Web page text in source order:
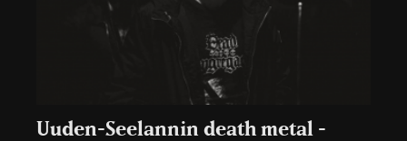
Uuden-Seelannin death metal -